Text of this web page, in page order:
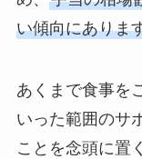
い傾向にありま
あくまで食事を
いった範囲のサ
ことを念頭に置